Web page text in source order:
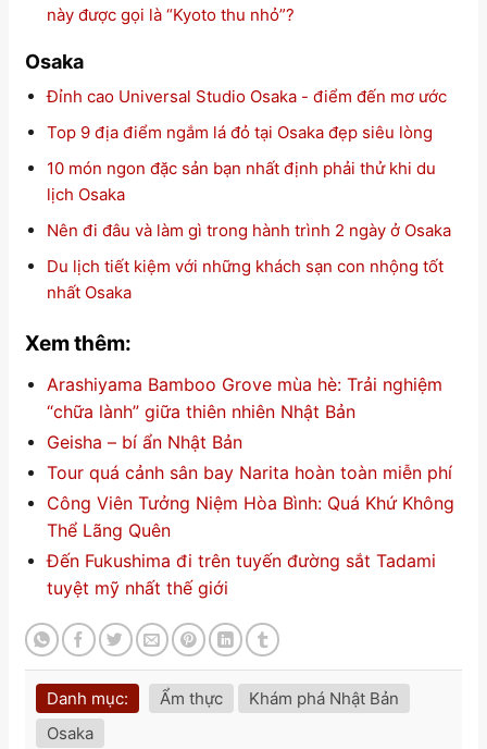
này được gọi là “Kyoto thu nhỏ”?
Osaka
Đỉnh cao Universal Studio Osaka - điểm đến mơ ước
Top 9 địa điểm ngắm lá đỏ tại Osaka đẹp siêu lòng
10 món ngon đặc sản bạn nhất định phải thử khi du
lịch Osaka
Nên đi đâu và làm gì trong hành trình 2 ngày ở Osaka
Du lịch tiết kiệm với những khách sạn con nhộng tốt
nhất Osaka
Xem thêm:
Arashiyama Bamboo Grove mùa hè: Trải nghiệm
“chữa lành” giữa thiên nhiên Nhật Bản
Geisha – bí ẩn Nhật Bản
Tour quá cảnh sân bay Narita hoàn toàn miễn phí
Công Viên Tưởng Niệm Hòa Bình: Quá Khứ Không
Thể Lãng Quên
Đến Fukushima đi trên tuyến đường sắt Tadami
tuyệt mỹ nhất thế giới
Danh mục: Ẩm thực
Khám phá Nhật Bản
Osaka